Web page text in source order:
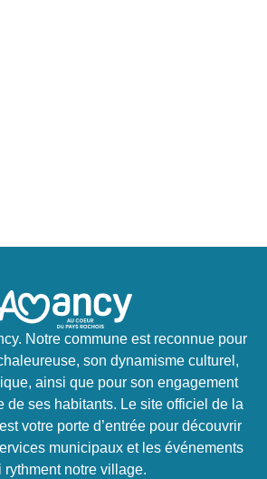
Notre commune est reconnue pour
son dynamisme culturel,
ainsi que pour son engagement
de ses habitants. Le site officiel de la
votre porte d’entrée pour découvrir
municipaux et les événements
rythment notre village.